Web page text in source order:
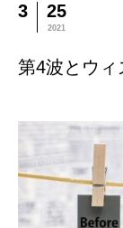
3 25
2021
第4波とウィ